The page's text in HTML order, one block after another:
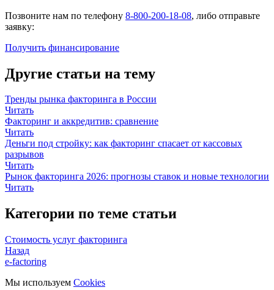
Позвоните нам по телефону 8-800-200-18-08, либо отправьте
заявку:
Получить финансирование
Другие статьи на тему
Тренды рынка факторинга в России
Читать
Факторинг и аккредитив: сравнение
Читать
Деньги под стройку: как факторинг спасает от кассовых
разрывов
Читать
Рынок факторинга 2026: прогнозы ставок и новые технологии
Читать
Категории по теме статьи
Стоимость услуг факторинга
Назад
e-factoring
Мы используем Cookies